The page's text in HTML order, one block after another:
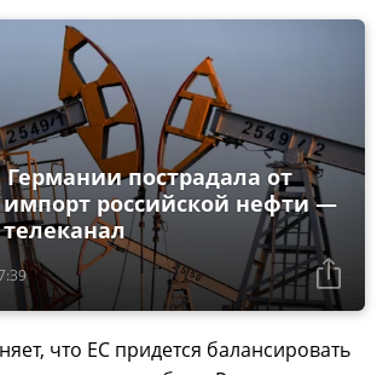
пострадала от
импорт российской нефти —
что ЕС придется балансировать